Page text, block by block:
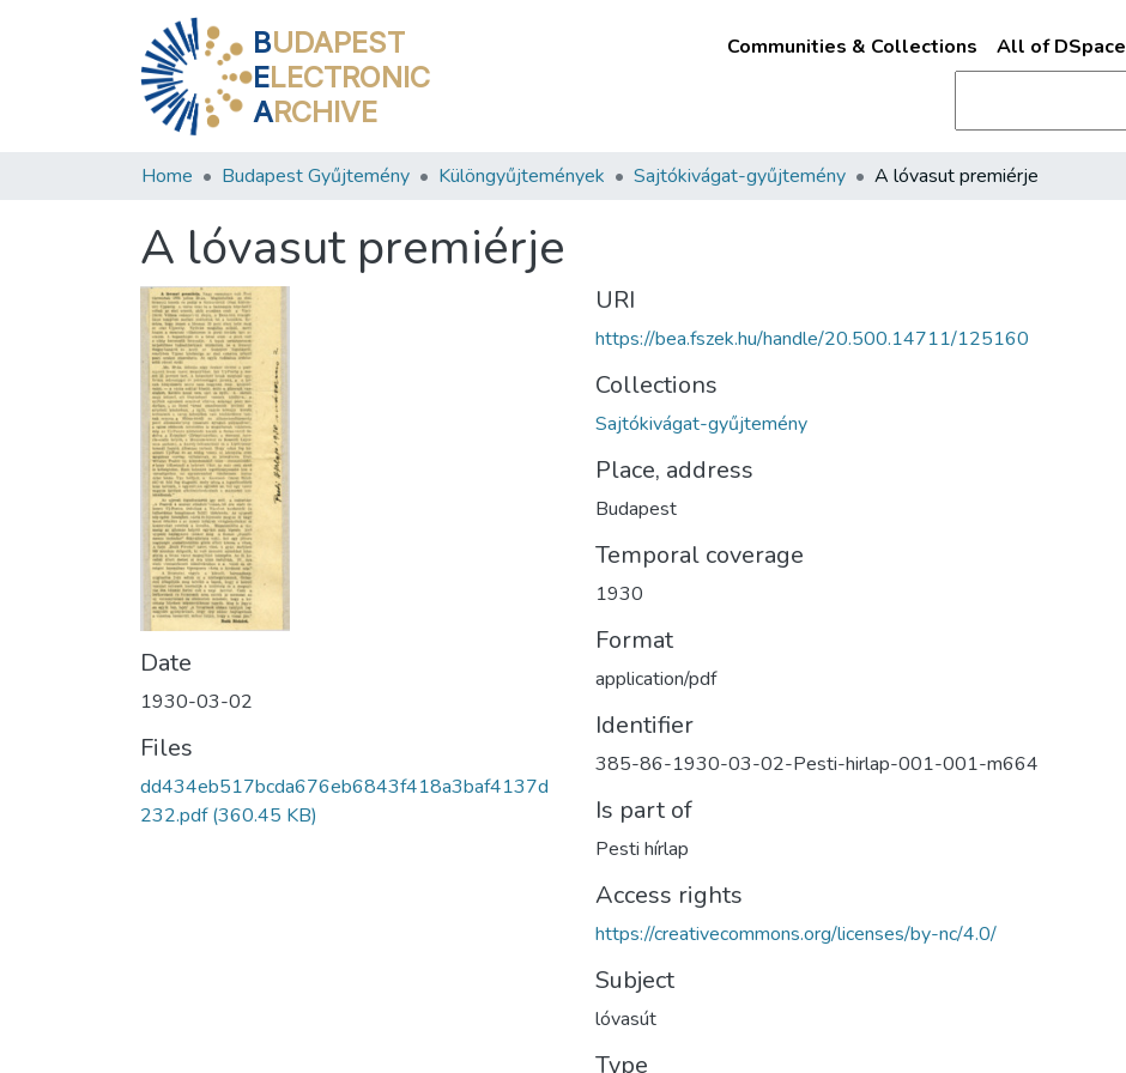
BUDAPEST
ELECTRONIC
ARCHIVE
Communities & Collections All of DSpace
Home Budapest Gyűjtemény Különgyűjtemények Sajtókivágat-gyűjtemény A lóvasut premiérje
A lóvasut premiérje
Date
1930-03-02
Files
dd434eb517bcda676eb6843f418a3baf4137d
232.pdf(360.45 KB)
URI
https://bea.fszek.hu/handle/20.500.14711/125160
Collections
Sajtókivágat-gyűjtemény
Place, address
Budapest
Temporal coverage
1930
Format
application/pdf
Identifier
385-86-1930-03-02-Pesti-hirlap-001-001-m664
Is part of
Pesti hírlap
Access rights
https://creativecommons.org/licenses/by-nc/4.0/
Subject
lóvasút
Type